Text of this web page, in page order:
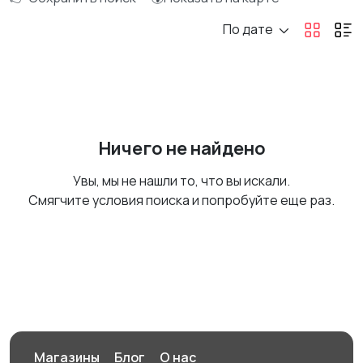
По дате
Ничего не найдено
Увы, мы не нашли то, что вы искали.
Смягчите условия поиска и попробуйте еще раз.
Магазины Блог О нас